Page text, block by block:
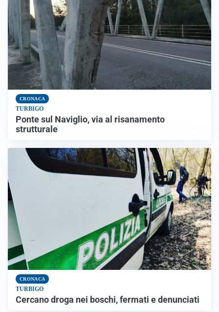
CRONACA
TURBIGO
Ponte sul Naviglio, via al risanamento
strutturale
CRONACA
TURBIGO
Cercano droga nei boschi, fermati e denunciati